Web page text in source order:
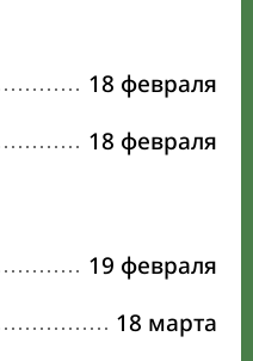
18 февраля
18 февраля
19 февраля
18 марта